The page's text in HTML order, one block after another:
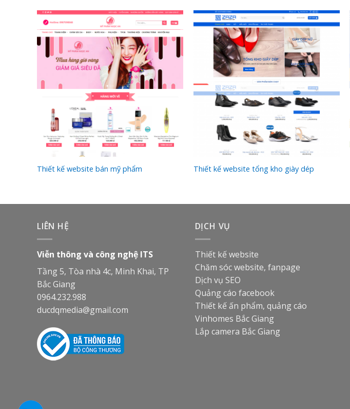
Thiết kế website bán mỹ phẩm Thiết kế website tổng kho giày dép
LIÊN HỆ
Viễn thông và công nghệ ITS
Tầng 5, Tòa nhà 4c, Minh Khai, TP
Bắc Giang
0964.232.988
ducdqmedia@gmail.com
DỊCH VỤ
Thiết kế website
Chăm sóc website, fanpage
Dịch vụ SEO
Quảng cáo facebook
Thiết kế ấn phẩm, quảng cáo
Vinhomes Bắc Giang
Lắp camera Bắc Giang